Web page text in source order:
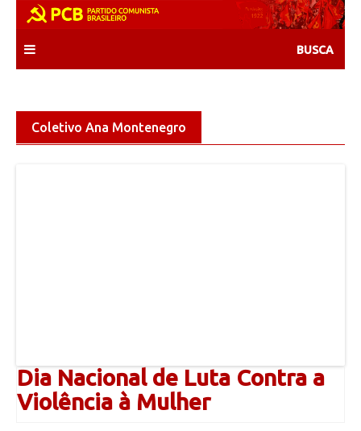
content
Coletivo Ana Montenegro
Dia Nacional de Luta Contra a
Violência à Mulher